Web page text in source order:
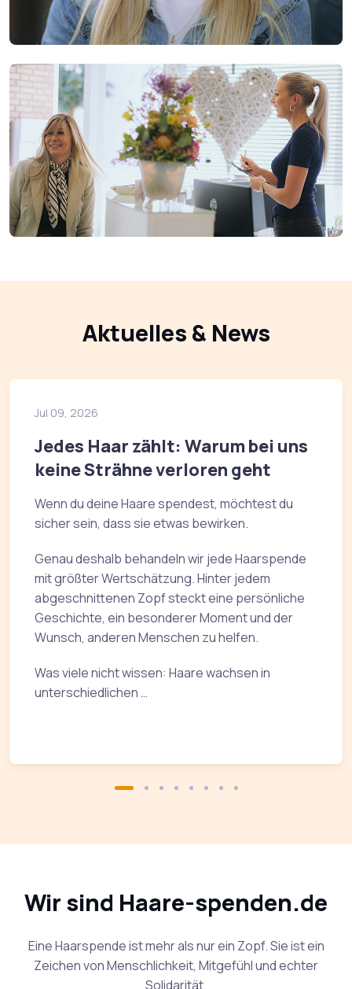
Aktuelles & News
Jul 09, 2026
Jedes Haar zählt: Warum bei uns
keine Strähne verloren geht
Wenn du deine Haare spendest, möchtest du
sicher sein, dass sie etwas bewirken.
Genau deshalb behandeln wir jede Haarspende
mit größter Wertschätzung. Hinter jedem
abgeschnittenen Zopf steckt eine persönliche
Geschichte, ein besonderer Moment und der
Wunsch, anderen Menschen zu helfen.
Was viele nicht wissen: Haare wachsen in
unterschiedlichen …
Wir sind Haare-spenden.de
Eine Haarspende ist mehr als nur ein Zopf. Sie ist ein
Zeichen von Menschlichkeit, Mitgefühl und echter
Solidarität.